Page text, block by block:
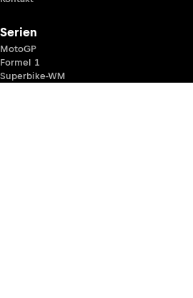
Serien
MotoGP
Formel 1
Superbike-WM